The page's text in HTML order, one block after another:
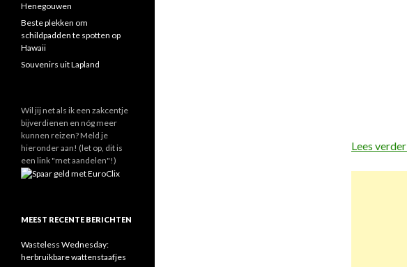
Lees verder
Henegouwen
Beste plekken om
schildpadden te spotten op
Hawaii
Souvenirs uit Lapland
Wil jij net als ik een zakcentje
bijverdienen en nóg meer
kunnen reizen? Meld je
hieronder aan! (let op, dit is
een link "met aandelen"!)
MEEST RECENTE BERICHTEN
Wasteless Wednesday:
herbruikbare wattenstaafjes